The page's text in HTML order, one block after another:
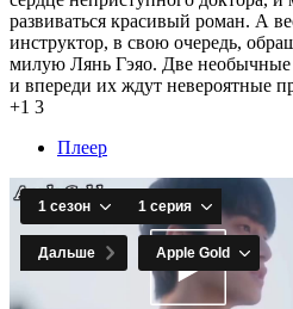
развиваться красивый роман. А
инструктор, в свою очередь,
милую Лянь Гэяо. Две необычные
и впереди их ждут невероятные
+1 3
Плеер